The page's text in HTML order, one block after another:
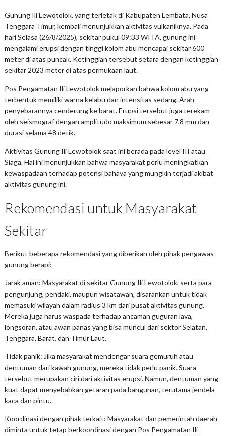
Gunung Ili Lewotolok, yang terletak di Kabupaten Lembata, Nusa
Tenggara Timur, kembali menunjukkan aktivitas vulkaniknya. Pada
hari Selasa (26/8/2025), sekitar pukul 09:33 WITA, gunung ini
mengalami erupsi dengan tinggi kolom abu mencapai sekitar 600
meter di atas puncak. Ketinggian tersebut setara dengan ketinggian
sekitar 2023 meter di atas permukaan laut.
Pos Pengamatan Ili Lewotolok melaporkan bahwa kolom abu yang
terbentuk memiliki warna kelabu dan intensitas sedang. Arah
penyebarannya cenderung ke barat. Erupsi tersebut juga terekam
oleh seismograf dengan amplitudo maksimum sebesar 7,8 mm dan
durasi selama 48 detik.
Aktivitas Gunung Ili Lewotolok saat ini berada pada level III atau
Siaga. Hal ini menunjukkan bahwa masyarakat perlu meningkatkan
kewaspadaan terhadap potensi bahaya yang mungkin terjadi akibat
aktivitas gunung ini.
Rekomendasi untuk Masyarakat
Sekitar
Berikut beberapa rekomendasi yang diberikan oleh pihak pengawas
gunung berapi:
Jarak aman: Masyarakat di sekitar Gunung Ili Lewotolok, serta para
pengunjung, pendaki, maupun wisatawan, disarankan untuk tidak
memasuki wilayah dalam radius 3 km dari pusat aktivitas gunung.
Mereka juga harus waspada terhadap ancaman guguran lava,
longsoran, atau awan panas yang bisa muncul dari sektor Selatan,
Tenggara, Barat, dan Timur Laut.
Tidak panik: Jika masyarakat mendengar suara gemuruh atau
dentuman dari kawah gunung, mereka tidak perlu panik. Suara
tersebut merupakan ciri dari aktivitas erupsi. Namun, dentuman yang
kuat dapat menyebabkan getaran pada bangunan, terutama jendela
kaca dan pintu.
Koordinasi dengan pihak terkait: Masyarakat dan pemerintah daerah
diminta untuk tetap berkoordinasi dengan Pos Pengamatan Ili